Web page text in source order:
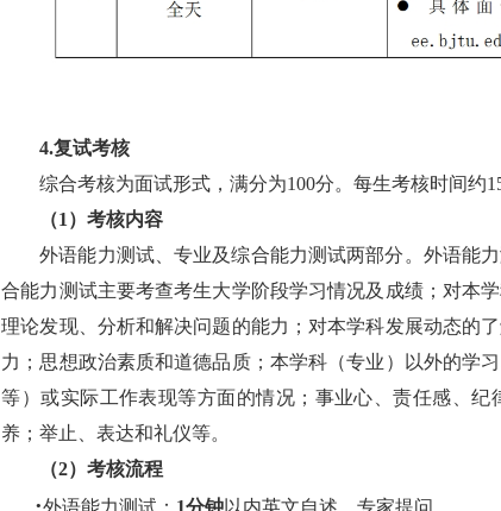
4.复试考核
综合考核为面试形式，满分为100分。每生考核时间约
（1）考核内容
外语能力测试、专业及综合能力测试两部分。外语能
合能力测试主要考查考生大学阶段学习情况及成绩；对本
理论发现、分析和解决问题的能力；对本学科发展动态的
力；思想政治素质和道德品质；本学科（专业）以外的学
等）或实际工作表现等方面的情况；事业心、责任感、
养；举止、表达和礼仪等。
（2）考核流程
·外语能力测试 ： 1分钟 以内英文自述 ，专家提问。